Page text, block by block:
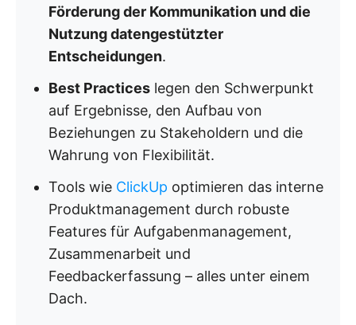
Förderung der Kommunikation und die
Nutzung datengestützter
Entscheidungen.
Best Practices legen den Schwerpunkt
auf Ergebnisse, den Aufbau von
Beziehungen zu Stakeholdern und die
Wahrung von Flexibilität.
Tools wie ClickUp optimieren das interne
Produktmanagement durch robuste
Features für Aufgabenmanagement,
Zusammenarbeit und
Feedbackerfassung – alles unter einem
Dach.